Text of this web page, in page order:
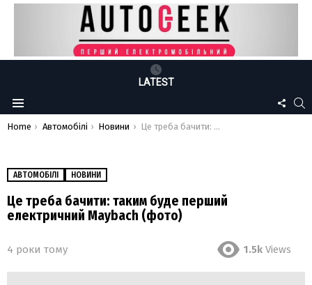
LATEST
Menu
US
You are here:
Home Автомобілі Новини Це треба бачити: таким буде перший електричний Maybach (фото)
АВТОМОБІЛІ НОВИНИ
Це треба бачити: таким буде перший
електричний Maybach (фото)
4 роки тому 1.5k Views